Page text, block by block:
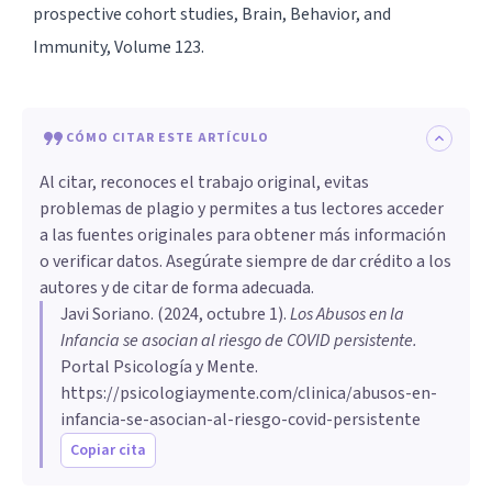
prospective cohort studies, Brain, Behavior, and
Immunity, Volume 123.
CÓMO CITAR ESTE ARTÍCULO
Al citar, reconoces el trabajo original, evitas
problemas de plagio y permites a tus lectores acceder
a las fuentes originales para obtener más información
o verificar datos. Asegúrate siempre de dar crédito a los
autores y de citar de forma adecuada.
Javi Soriano. (2024, octubre 1).Los Abusos en la
Infancia se asocian al riesgo de COVID persistente.
Portal Psicología y Mente.
https://psicologiaymente.com/clinica/abusos-en-
infancia-se-asocian-al-riesgo-covid-persistente
Copiar cita